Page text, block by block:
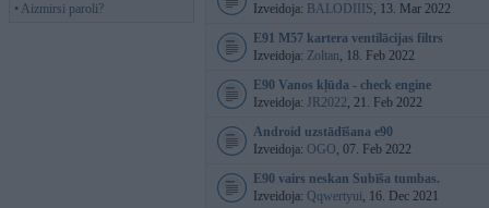
• Aizmirsi paroli?
Izveidoja: BALODIIIS, 13. Mar 2022
E91 M57 kartera ventilācijas filtrs
Izveidoja: Zoltan, 18. Feb 2022
E90 Vanos kļūda - check engine
Izveidoja: JR2022, 21. Feb 2022
Android uzstādīšana e90
Izveidoja: OGO, 07. Feb 2022
E90 vairs neskan Subīša tumbas.
Izveidoja: Qqwertyui, 16. Dec 2021